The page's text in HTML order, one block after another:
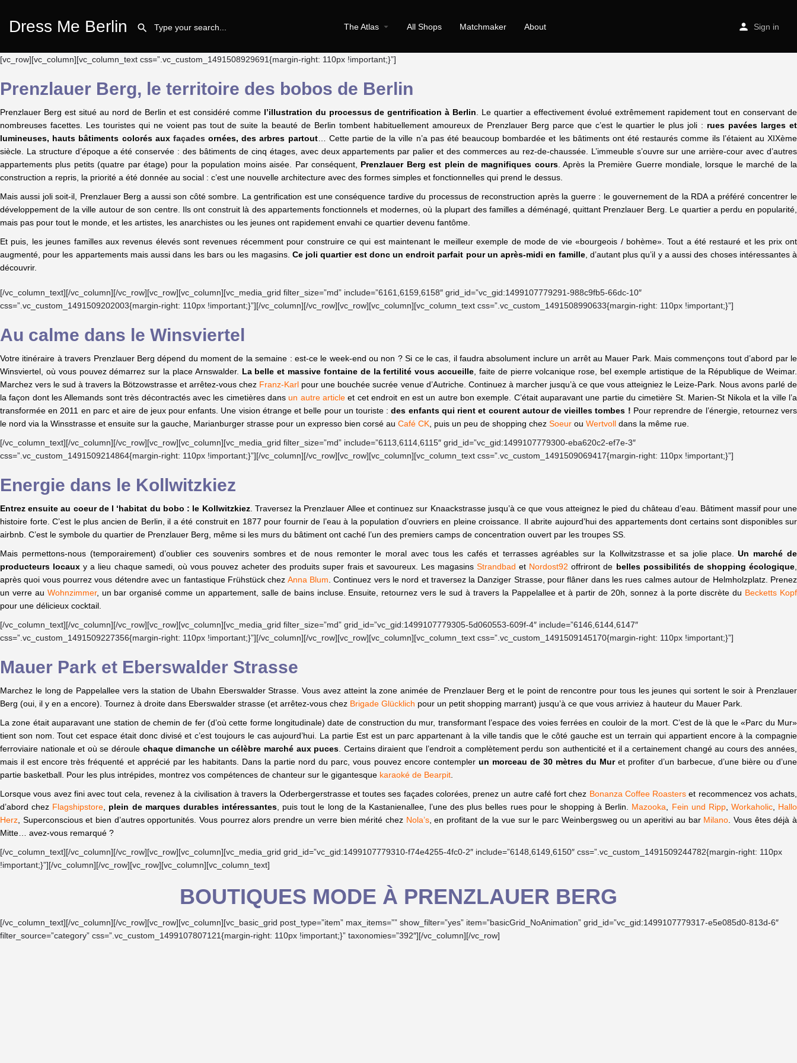
Dress Me Berlin The Atlas All Shops Matchmaker About Sign in
[vc_row][vc_column][vc_column_text css=”.vc_custom_1491508929691{margin-right: 110px !important;}”]
Prenzlauer Berg, le territoire des bobos de Berlin
Prenzlauer Berg est situé au nord de Berlin et est considéré comme l’illustration du processus de gentrification à Berlin . Le quartier a effectivement évolué extrêmement rapidement tout en conservant de
nombreuses facettes. Les touristes qui ne voient pas tout de suite la beauté de Berlin tombent habituellement amoureux de Prenzlauer Berg parce que c’est le quartier le plus joli : rues pavées larges et
lumineuses, hauts bâtiments colorés aux façadesornées, des arbres partout… Cette partie de la ville n’a pas été beaucoup bombardée et les bâtiments ont été restaurés comme ils l’étaient au XIXème
siècle. La structure d’époque a été conservée : des bâtiments de cinq étages, avec deux appartements par palier et des commerces au rez-de-chaussée. L’immeuble s’ouvre sur une arrière-cour avec d’autres
appartements plus petits (quatre par étage) pour la population moins aisée. Par conséquent, Prenzlauer Berg est plein de magnifiques cours. Après la Première Guerre mondiale, lorsque le marché de la
construction a repris, la priorité a été donnée au social : c’est une nouvelle architecture avec des formes simples et fonctionnelles qui prend le dessus.
Mais aussi joli soit-il, Prenzlauer Berg a aussi son côté sombre. La gentrification est une conséquence tardive du processus de reconstruction après la guerre : le gouvernement de la RDA a préféré concentrer le
développement de la ville autour de son centre. Ils ont construit là des appartements fonctionnels et modernes, où la plupart des familles a déménagé, quittant Prenzlauer Berg. Le quartier a perdu en popularité,
mais pas pour tout le monde, et les artistes, les anarchistes ou les jeunes ont rapidement envahi ce quartier devenu fantôme.
Et puis, les jeunes familles aux revenus élevés sont revenues récemment pour construire ce qui est maintenant le meilleur exemple de mode de vie «bourgeois / bohème». Tout a été restauré et les prix ont
augmenté, pour les appartements mais aussi dans les bars ou les magasins. Ce joli quartier est donc un endroit parfait pour un après-midi en famille, d’autant plus qu’il y a aussi des choses intéressantes à
découvrir.
[/vc_column_text][/vc_column][/vc_row][vc_row][vc_column][vc_media_grid filter_size=”md” include=”6161,6159,6158″ grid_id=”vc_gid:1499107779291-988c9fb5-66dc-10″
css=”.vc_custom_1491509202003{margin-right: 110px !important;}”][/vc_column][/vc_row][vc_row][vc_column][vc_column_text css=”.vc_custom_1491508990633{margin-right: 110px !important;}”]
Au calme dans le Winsviertel
Votre itinéraire à travers Prenzlauer Berg dépend du moment de la semaine : est-ce le week-end ou non ? Si ce le cas, il faudra absolument inclure un arrêt au Mauer Park. Mais commençons tout d’abord par le
Winsviertel, où vous pouvez démarrez sur la place Arnswalder. La belle et massive fontaine de la fertilité vous accueille , faite de pierre volcanique rose, bel exemple artistique de la République de Weimar.
Marchez vers le sud à travers la Bötzowstrasse et arrêtez-vous chez Franz-Karl pour une bouchée sucrée venue d’Autriche. Continuez à marcher jusqu’à ce que vous atteigniez le Leize-Park. Nous avons parlé de
la façon dont les Allemands sont très décontractés avec les cimetières dans un autre article et cet endroit en est un autre bon exemple. C’était auparavant une partie du cimetière St. Marien-St Nikola et la ville l’a
transformée en 2011 en parc et aire de jeux pour enfants. Une vision étrange et belle pour un touriste :des enfants qui rient et courent autour de vieilles tombes ! Pour reprendre de l’énergie, retournez vers
le nord via la Winsstrasse et ensuite sur la gauche, Marianburger strasse pour un expresso bien corsé au Café CK , puis un peu de shopping chez Soeur ou Wertvoll dans la même rue.
[/vc_column_text][/vc_column][/vc_row][vc_row][vc_column][vc_media_grid filter_size=”md” include=”6113,6114,6115″ grid_id=”vc_gid:1499107779300-eba620c2-ef7e-3″
css=”.vc_custom_1491509214864{margin-right: 110px !important;}”][/vc_column][/vc_row][vc_row][vc_column][vc_column_text css=”.vc_custom_1491509069417{margin-right: 110px !important;}”]
Energie dans le Kollwitzkiez
Entrez ensuite au coeur de l ‘habitat du bobo : le Kollwitzkiez. Traversez la Prenzlauer Allee et continuez sur Knaackstrasse jusqu’à ce que vous atteignez le pied du château d’eau. Bâtiment massif pour une
histoire forte. C’est le plus ancien de Berlin, il a été construit en 1877 pour fournir de l’eau à la population d’ouvriers en pleine croissance. Il abrite aujourd’hui des appartements dont certains sont disponibles sur
airbnb. C’est le symbole du quartier de Prenzlauer Berg, même si les murs du bâtiment ont caché l’un des premiers camps de concentration ouvert par les troupes SS.
Mais permettons-nous (temporairement) d’oublier ces souvenirs sombres et de nous remonter le moral avec tous les cafés et terrasses agréables sur la Kollwitzstrasse et sa jolie place.Un marché de
producteurs locaux y a lieu chaque samedi, où vous pouvez acheter des produits super frais et savoureux. Les magasinsStrandbad et Nordost92 offriront de belles possibilités de shopping écologique
après quoi vous pourrez vous détendre avec un fantastique Frühstück chez Anna Blum . Continuez vers le nord et traversez la Danziger Strasse, pour flâner dans les rues calmes autour de Helmholzplatz. Prenez
un verre au Wohnzimmer, un bar organisé comme un appartement, salle de bains incluse. Ensuite, retournez vers le sud à travers la Pappelallee et à partir de 20h, sonnez à la porte discrète du Becketts Kopf
pour une délicieux cocktail.
[/vc_column_text][/vc_column][/vc_row][vc_row][vc_column][vc_media_grid filter_size=”md” grid_id=”vc_gid:1499107779305-5d060553-609f-4″ include=”6146,6144,6147″
css=”.vc_custom_1491509227356{margin-right: 110px !important;}”][/vc_column][/vc_row][vc_row][vc_column][vc_column_text css=”.vc_custom_1491509145170{margin-right: 110px !important;}”]
Mauer Park et Eberswalder Strasse
Marchez le long de Pappelallee vers la station de Ubahn Eberswalder Strasse. Vous avez atteint la zone animée de Prenzlauer Berg et le point de rencontre pour tous les jeunes qui sortent le soir à Prenzlauer
Berg (oui, il y en a encore). Tournez à droite dans Eberswalder strasse (et arrêtez-vous chez Brigade Glücklich pour un petit shopping marrant) jusqu’à ce que vous arriviez à hauteur du Mauer Park.
La zone était auparavant une station de chemin de fer (d’où cette forme longitudinale) date de construction du mur, transformant l’espace des voies ferrées en couloir de la mort. C’est de là que le «Parc du Mur»
tient son nom. Tout cet espace était donc divisé et c’est toujours le cas aujourd’hui. La partie Est est un parc appartenant à la ville tandis que le côté gauche est un terrain qui appartient encore à la compagnie
ferroviaire nationale et où se déroule chaque dimanche un célèbre marché aux puces . Certains diraient que l’endroit a complètement perdu son authenticité et il a certainement changé au cours des années,
mais il est encore très fréquenté et apprécié par les habitants. Dans la partie nord du parc, vous pouvez encore contempler un morceau de 30 mètres du Muret profiter d’un barbecue, d’une bière ou d’une
partie basketball. Pour les plus intrépides, montrez vos compétences de chanteur sur le gigantesque karaoké de Bearpit
Lorsque vous avez fini avec tout cela, revenez à la civilisation à travers la Oderbergerstrasse et toutes ses façades colorées, prenez un autre café fort chez Bonanza Coffee Roasters et recommencez vos achats,
d’abord chez Flagshipstore plein de marques durables intéressantes, puis tout le long de la Kastanienallee, l’une des plus belles rues pour le shopping à Berlin. Mazooka Fein und Ripp, Workaholic, Hallo
Herz , Superconscious et bien d’autres opportunités. Vous pourrez alors prendre un verre bien mérité chez Nola’s, en profitant de la vue sur le parc Weinbergsweg ou un aperitivi au bar Milano . Vous êtes déjà à
Mitte… avez-vous remarqué ?
[/vc_column_text][/vc_column][/vc_row][vc_row][vc_column][vc_media_grid grid_id=”vc_gid:1499107779310-f74e4255-4fc0-2″ include=”6148,6149,6150″ css=”.vc_custom_1491509244782{margin-right: 110px
!important;}”][/vc_column][/vc_row][vc_row][vc_column][vc_column_text]
BOUTIQUES MODE À PRENZLAUER BERG
[/vc_column_text][/vc_column][/vc_row][vc_row][vc_column][vc_basic_grid post_type=”item” max_items=”” show_filter=”yes” item=”basicGrid_NoAnimation” grid_id=”vc_gid:1499107779317-e5e085d0-813d-6″
filter_source=”category” css=”.vc_custom_1499107807121{margin-right: 110px !important;}” taxonomies=”392″][/vc_column][/vc_row]